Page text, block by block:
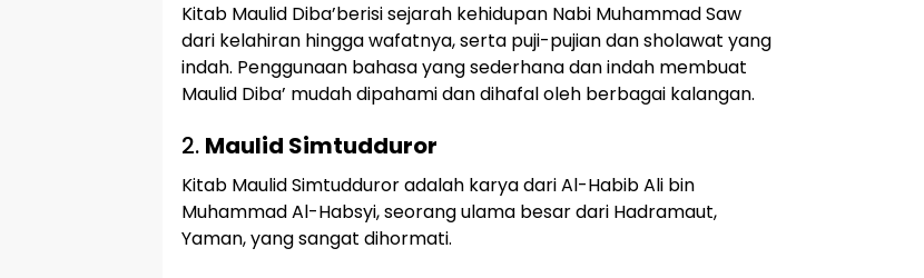
Kitab Maulid Diba’berisi sejarah kehidupan Nabi Muhammad Saw
dari kelahiran hingga wafatnya, serta puji-pujian dan sholawat yang
indah. Penggunaan bahasa yang sederhana dan indah membuat
Maulid Diba’ mudah dipahami dan dihafal oleh berbagai kalangan.
2. Maulid Simtudduror
Kitab Maulid Simtudduror adalah karya dari Al-Habib Ali bin
Muhammad Al-Habsyi, seorang ulama besar dari Hadramaut,
Yaman, yang sangat dihormati.